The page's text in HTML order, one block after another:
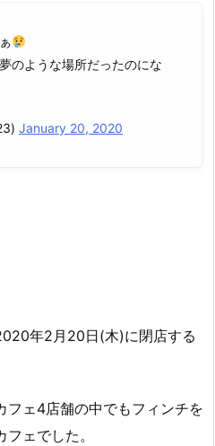
のような場所だったのにな
January 20, 2020
年2月20日(木)に閉店する
フェ4店舗の中でもフィンチを
ェでした。